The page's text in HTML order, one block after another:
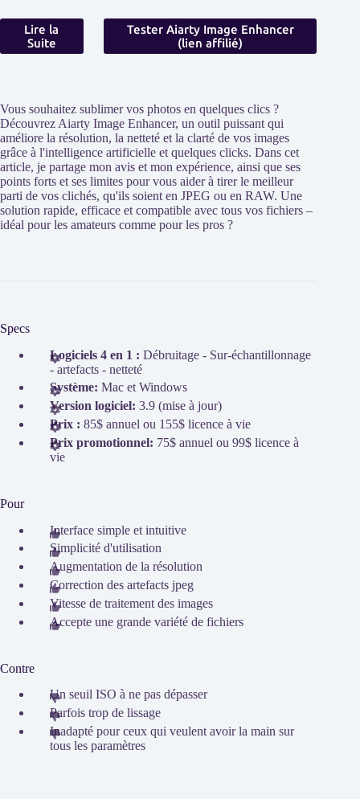
Lire la
Suite
Tester Aiarty Image Enhancer
(lien affilié)
Vous souhaitez sublimer vos photos en quelques clics ?
Découvrez Aiarty Image Enhancer, un outil puissant qui
améliore la résolution, la netteté et la clarté de vos images
grâce à l'intelligence artificielle et quelques clicks. Dans cet
article, je partage mon avis et mon expérience, ainsi que ses
points forts et ses limites pour vous aider à tirer le meilleur
parti de vos clichés, qu'ils soient en JPEG ou en RAW. Une
solution rapide, efficace et compatible avec tous vos fichiers –
idéal pour les amateurs comme pour les pros ?
Specs
Logiciels 4 en 1 : Débruitage - Sur-échantillonnage
- artefacts - netteté
Système: Mac et Windows
Version logiciel: 3.9 (mise à jour)
Prix : 85$ annuel ou 155$ licence à vie
Prix promotionnel: 75$ annuel ou 99$ licence à
vie
Pour
Interface simple et intuitive
Simplicité d'utilisation
Augmentation de la résolution
Correction des artefacts jpeg
Vitesse de traitement des images
Accepte une grande variété de fichiers
Contre
Un seuil ISO à ne pas dépasser
Parfois trop de lissage
Inadapté pour ceux qui veulent avoir la main sur
tous les paramètres